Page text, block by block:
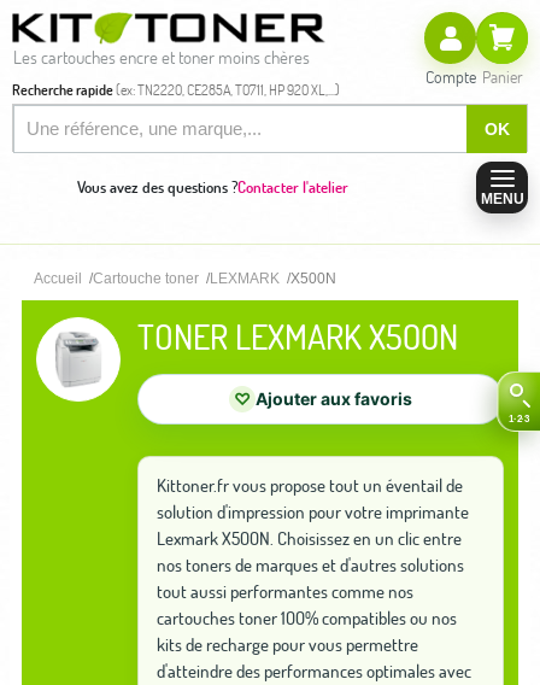
Les cartouches encre et toner moins chères
Recherche rapide(ex: TN2220, CE285A, T0711, HP 920 XL,...)
OK
Compte Panier
Vous avez des questions ?Contacter l'atelier
MENU
Accueil Cartouche toner LEXMARK X500N
TONER LEXMARK X500N
♡ Ajouter aux favoris
Kittoner.fr vous propose tout un éventail de
solution d'impression pour votre imprimante
Lexmark X500N. Choisissez en un clic entre
nos toners de marques et d'autres solutions
tout aussi performantes comme nos
cartouches toner 100% compatibles ou nos
kits de recharge pour vous permettre
d'atteindre des performances optimales avec